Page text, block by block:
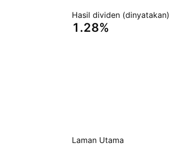
Hasil dividen (dinyatakan)
1.28%
Laman Utama